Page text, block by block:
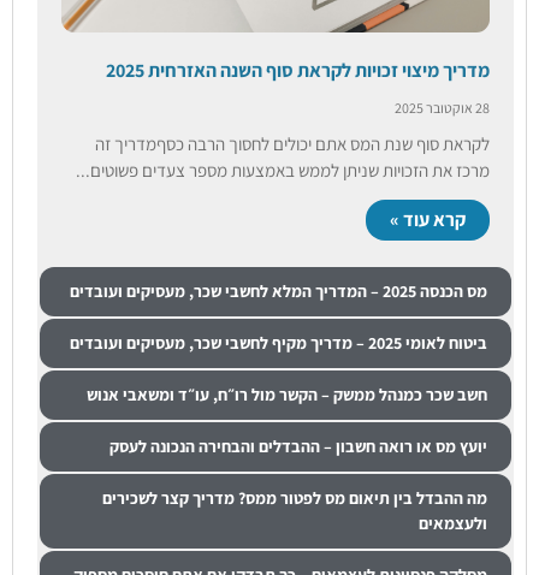
מדריך מיצוי זכויות לקראת סוף השנה האזרחית 2025
28 אוקטובר 2025
לקראת סוף שנת המס אתם יכולים לחסוך הרבה כסףמדריך זה
מרכז את הזכויות שניתן לממש באמצעות מספר צעדים פשוטים...
קרא עוד »
מס הכנסה 2025 – המדריך המלא לחשבי שכר, מעסיקים ועובדים
ביטוח לאומי 2025 – מדריך מקיף לחשבי שכר, מעסיקים ועובדים
חשב שכר כמנהל ממשק – הקשר מול רו״ח, עו״ד ומשאבי אנוש
יועץ מס או רואה חשבון – ההבדלים והבחירה הנכונה לעסק
מה ההבדל בין תיאום מס לפטור ממס? מדריך קצר לשכירים
ולעצמאים